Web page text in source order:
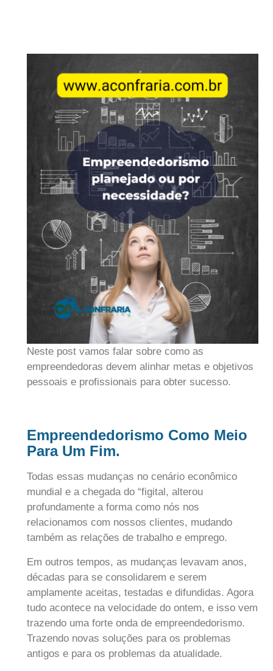
Neste post vamos falar sobre como as
empreendedoras devem alinhar metas e objetivos
pessoais e profissionais para obter sucesso.
Empreendedorismo Como Meio
Para Um Fim.
Todas essas mudanças no cenário econômico
mundial e a chegada do “figital, alterou
profundamente a forma como nós nos
relacionamos com nossos clientes, mudando
também as relações de trabalho e emprego.
Em outros tempos, as mudanças levavam anos,
décadas para se consolidarem e serem
amplamente aceitas, testadas e difundidas. Agora
tudo acontece na velocidade do ontem, e isso vem
trazendo uma forte onda de empreendedorismo.
Trazendo novas soluções para os problemas
antigos e para os problemas da atualidade.